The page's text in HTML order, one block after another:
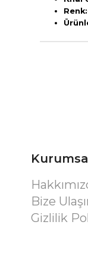
Bize
Gizlilik